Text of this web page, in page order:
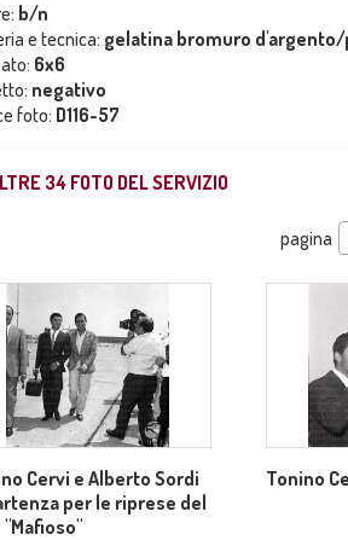
b/n
e tecnica: gelatina bromuro
6x6
negativo
foto: D116-57
34 FOTO DEL SERVIZIO
pagina
Cervi e Alberto Sordi
per le riprese del
Tonino